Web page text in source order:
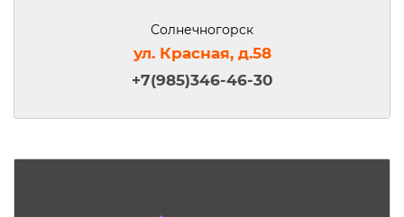
Солнечногорск
ул. Красная, д.58
+7(985)346-46-30